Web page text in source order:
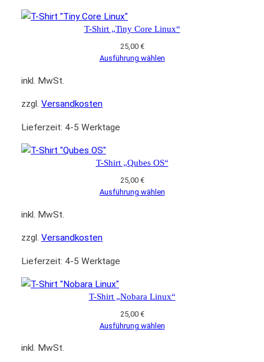
T-Shirt „Tiny Core Linux“
25,00 €
Ausführung wählen
inkl. MwSt.
zzgl. Versandkosten
Lieferzeit: 4-5 Werktage
T-Shirt „Qubes OS“
25,00 €
Ausführung wählen
inkl. MwSt.
zzgl. Versandkosten
Lieferzeit: 4-5 Werktage
T-Shirt „Nobara Linux“
25,00 €
Ausführung wählen
inkl. MwSt.